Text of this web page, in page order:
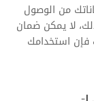
من الوصول
لا يمكن ضمان
فإن استخدامك